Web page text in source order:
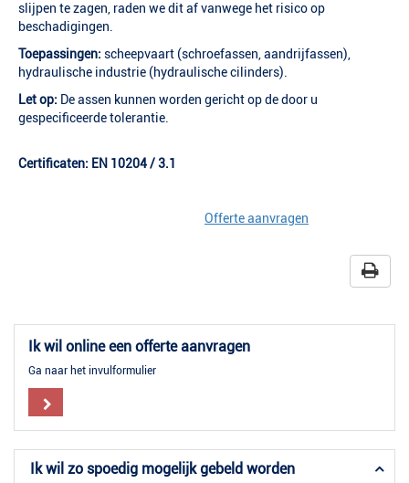
slijpen te zagen, raden we dit af vanwege het risico op
beschadigingen.
Toepassingen: scheepvaart (schroefassen, aandrijfassen),
hydraulische industrie (hydraulische cilinders).
Let op: De assen kunnen worden gericht op de door u
gespecificeerde tolerantie.
Certificaten: EN 10204 / 3.1
Offerte aanvragen
Ik wil online een offerte aanvragen
Ga naar het invulformulier
Ik wil zo spoedig mogelijk gebeld worden